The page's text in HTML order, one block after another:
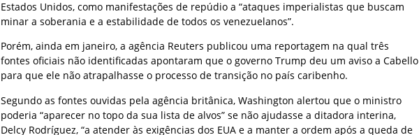
Estados Unidos, como manifestações de repúdio a “ataques imperialistas que buscam
minar a soberania e a estabilidade de todos os venezuelanos”.
Porém, ainda em janeiro, a agência Reuters publicou uma reportagem na qual três
fontes oficiais não identificadas apontaram que o governo Trump deu um aviso a Cabello
para que ele não atrapalhasse o processo de transição no país caribenho.
Segundo as fontes ouvidas pela agência britânica, Washington alertou que o ministro
poderia “aparecer no topo da sua lista de alvos” se não ajudasse a ditadora interina,
Delcy Rodríguez, “a atender às exigências dos EUA e a manter a ordem após a queda de